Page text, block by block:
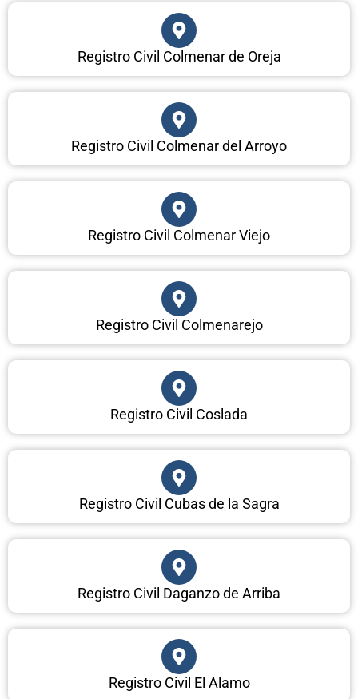
Registro Civil Colmenar de Oreja
Registro Civil Colmenar del Arroyo
Registro Civil Colmenar Viejo
Registro Civil Colmenarejo
Registro Civil Coslada
Registro Civil Cubas de la Sagra
Registro Civil Daganzo de Arriba
Registro Civil El Alamo